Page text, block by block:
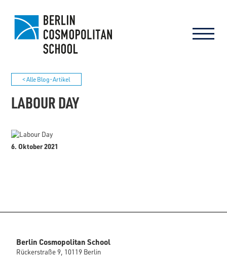
< Alle Blog-Artikel
LABOUR DAY
6. Oktober 2021
Berlin Cosmopolitan School
Rückerstraße 9, 10119 Berlin